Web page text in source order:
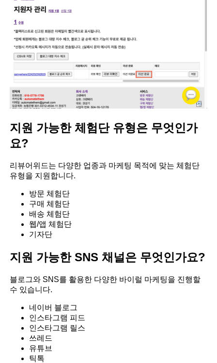
지원 가능한 체험단 유형은 무엇인가
요?
리뷰어위드는 다양한 업종과 마케팅 목적에 맞는 체험단
유형을 지원합니다.
방문 체험단
구매 체험단
배송 체험단
웹/앱 체험단
기자단
지원 가능한 SNS 채널은 무엇인가요?
블로그와 SNS를 활용한 다양한 바이럴 마케팅을 진행할
수 있습니다.
네이버 블로그
인스타그램 피드
인스타그램 릴스
쓰레드
유튜브
틱톡